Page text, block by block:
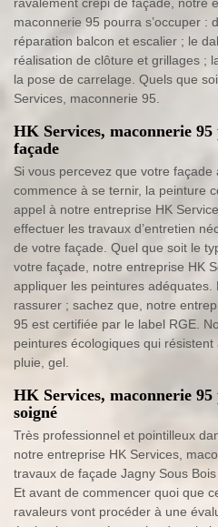
ravalement crépi de façade, notre
maconnerie 95 pourra s’occuper :
réparation balcon et escalier ; le
réalisation de clôture et grillages ;
la pose de carrelage. Quels que
Services, maconnerie 95.
HK Services, maconnerie
façade
Si vous percevez que votre
commence à se ternir, la peinture
appel à notre entreprise HK
effectuer les travaux d’entretien
de votre façade. Quel que soit le
votre façade, notre entreprise HK
appliquer les peintures adéquates.
rassurer ; sachez que, notre
95 est certifiée par le label RGE.
peintures écologiques qui
pluie, gel.
HK Services, maconnerie
soigné
Très professionnel et pointilleux
notre entreprise HK Services,
travaux de façade Jagny Sous
Et avant de commencer quoi que
ravaleurs vont procéder à une